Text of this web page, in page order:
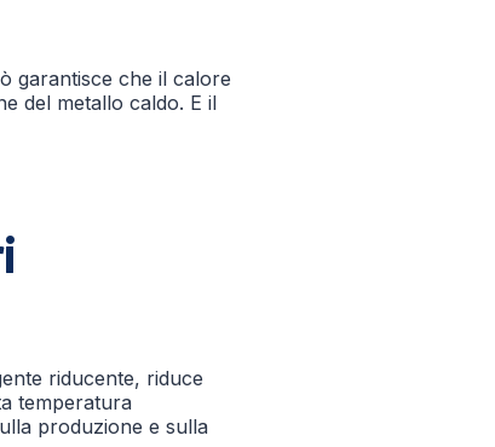
garantisce che il calore
del metallo caldo. E il
riducente, riduce
temperatura
produzione e sulla